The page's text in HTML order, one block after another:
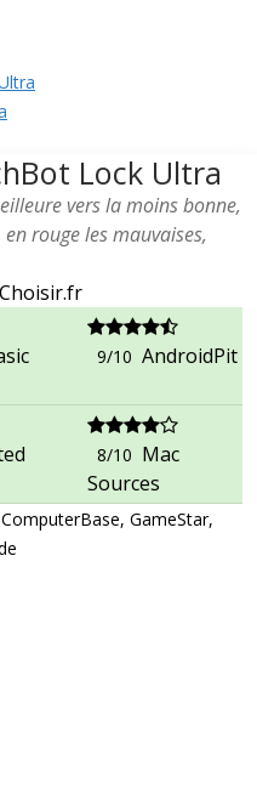
Lock Ultra
vers la moins bonne,
rouge les mauvaises,
9/10 AndroidPit
8/10 Mac
Sources
ComputerBase, GameStar,